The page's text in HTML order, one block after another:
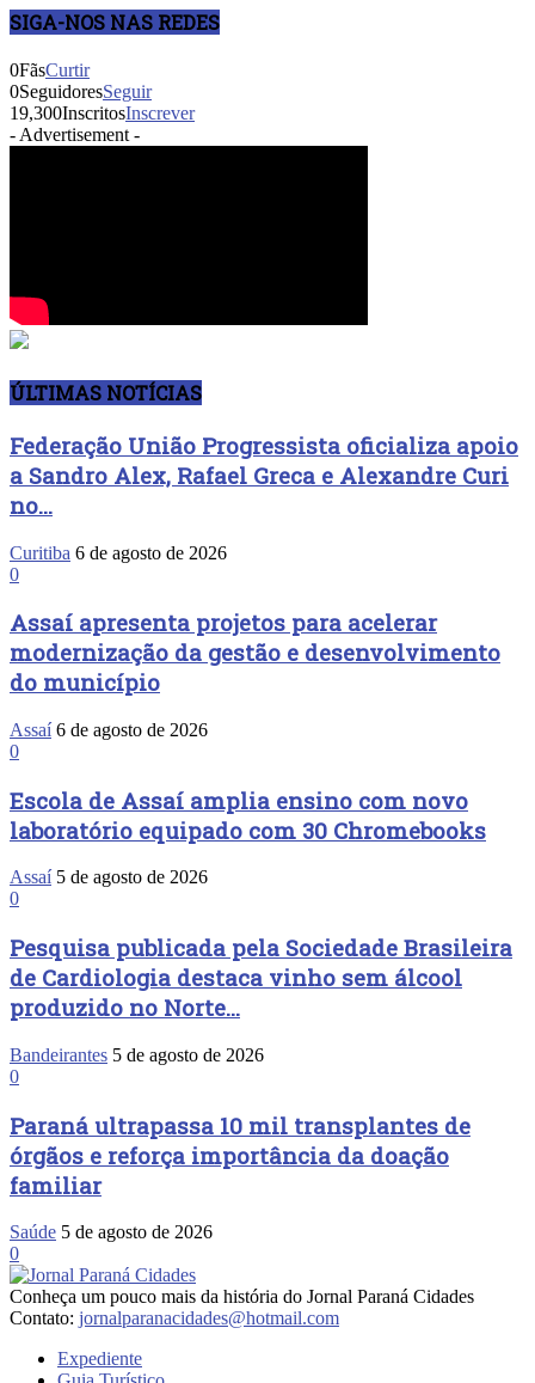
SIGA-NOS NAS REDES
0FãsCurtir
0SeguidoresSeguir
19,300InscritosInscrever
- Advertisement -
ÚLTIMAS NOTÍCIAS
Federação União Progressista oficializa apoio
a Sandro Alex, Rafael Greca e Alexandre Curi
no...
Curitiba 6 de agosto de 2026
0
Assaí apresenta projetos para acelerar
modernização da gestão e desenvolvimento
do município
Assaí 6 de agosto de 2026
0
Escola de Assaí amplia ensino com novo
laboratório equipado com 30 Chromebooks
Assaí 5 de agosto de 2026
0
Pesquisa publicada pela Sociedade Brasileira
de Cardiologia destaca vinho sem álcool
produzido no Norte...
Bandeirantes 5 de agosto de 2026
0
Paraná ultrapassa 10 mil transplantes de
órgãos e reforça importância da doação
familiar
Saúde 5 de agosto de 2026
0
Conheça um pouco mais da história do Jornal Paraná Cidades
Contato: jornalparanacidades@hotmail.com
Expediente